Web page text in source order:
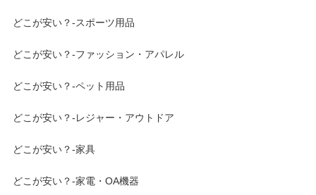
どこが安い？-スポーツ用品
どこが安い？-ファッション・アパレル
どこが安い？-ペット用品
どこが安い？-レジャー・アウトドア
どこが安い？-家具
どこが安い？-家電・OA機器